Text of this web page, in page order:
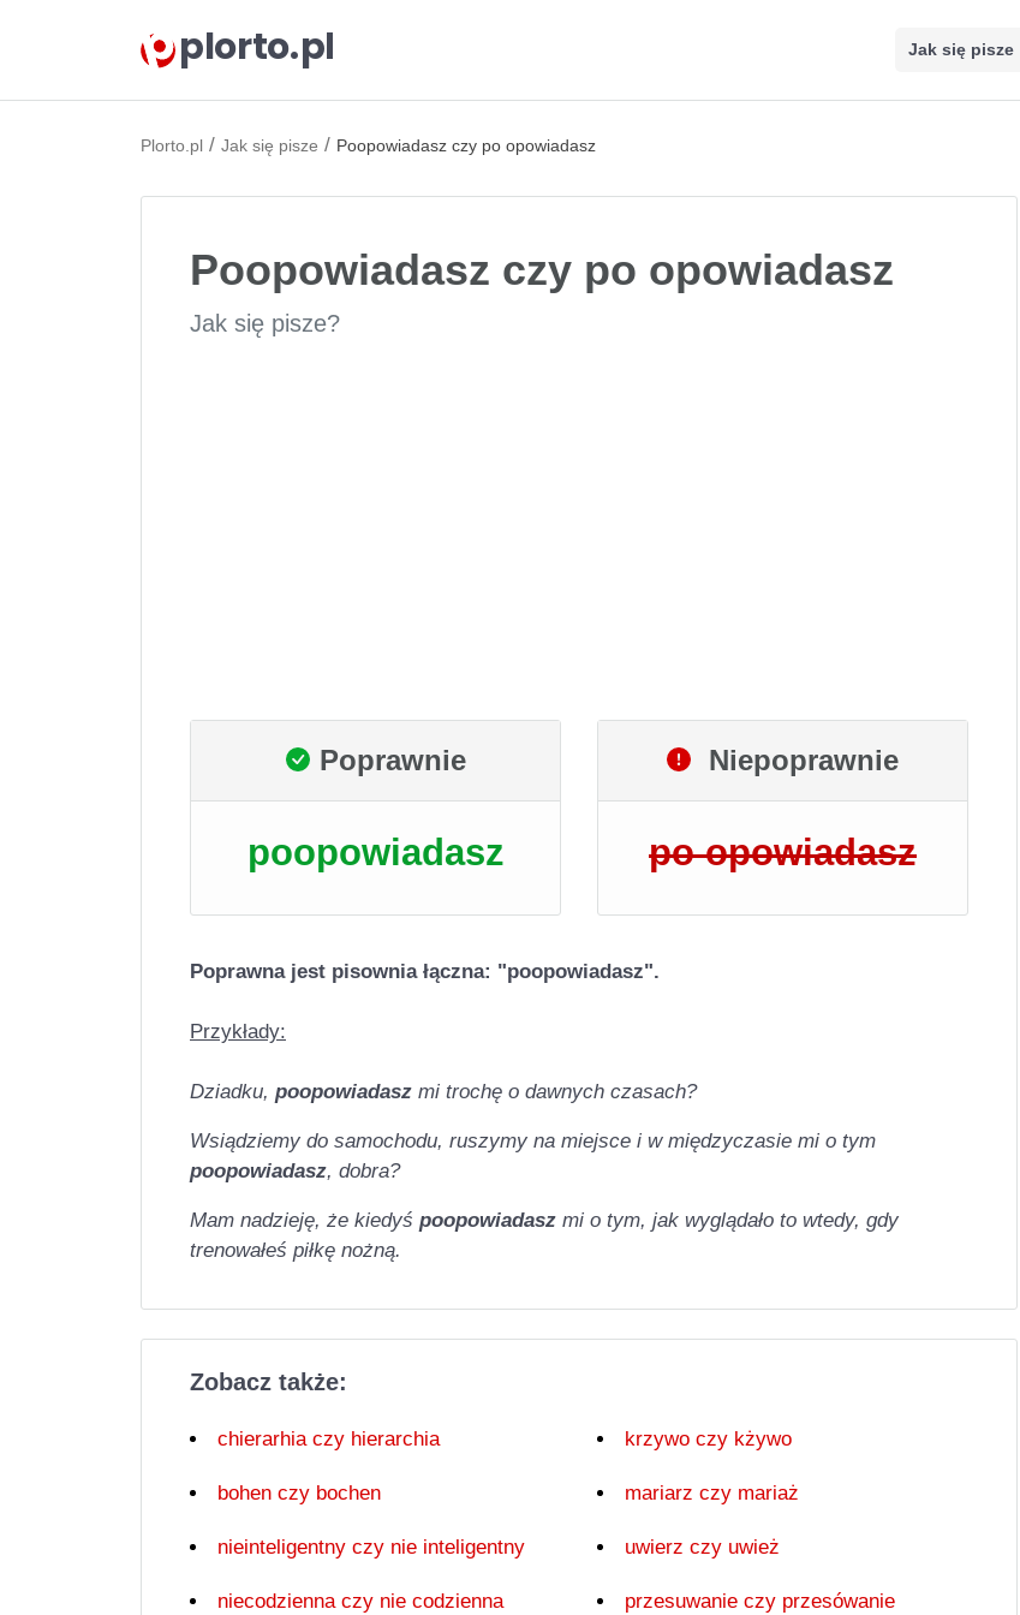
plorto.pl Jak się pisze
Plorto.pl / Jak się pisze / Poopowiadasz czy po opowiadasz
Poopowiadasz czy po opowiadasz
Jak się pisze?
Poprawnie
poopowiadasz
Niepoprawnie
po opowiadasz
Poprawna jest pisownia łączna: "poopowiadasz".
Przykłady:
Dziadku, poopowiadasz mi trochę o dawnych czasach?
Wsiądziemy do samochodu, ruszymy na miejsce i w międzyczasie mi o tym
poopowiadasz, dobra?
Mam nadzieję, że kiedyś poopowiadasz mi o tym, jak wyglądało to wtedy, gdy
trenowałeś piłkę nożną.
Zobacz także:
chierarhia czy hierarchia krzywo czy kżywo
bohen czy bochen mariarz czy mariaż
nieinteligentny czy nie inteligentny uwierz czy uwież
niecodzienna czy nie codzienna przesuwanie czy przesówanie